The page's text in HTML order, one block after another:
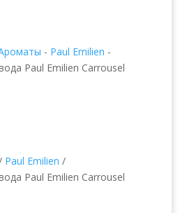
- Paul Emilien -
Paul Emilien Carrousel
Paul Emilien /
Paul Emilien Carrousel